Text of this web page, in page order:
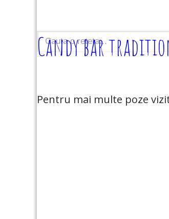
Candy bar
Pentru mai multe poze